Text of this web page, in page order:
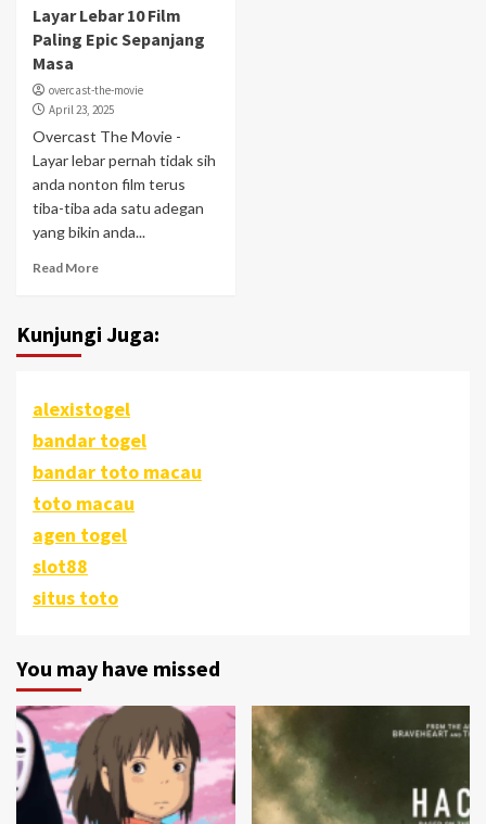
Layar Lebar 10 Film
Paling Epic Sepanjang
Masa
overcast-the-movie
April 23, 2025
Overcast The Movie -
Layar lebar pernah tidak sih
anda nonton film terus
tiba-tiba ada satu adegan
yang bikin anda...
Read More
Kunjungi Juga:
alexistogel
bandar togel
bandar toto macau
toto macau
agen togel
slot88
situs toto
You may have missed